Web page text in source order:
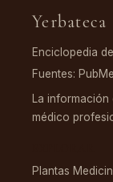
Yerbateca
Enciclopedia
Fuentes:
La
médico
Plantas